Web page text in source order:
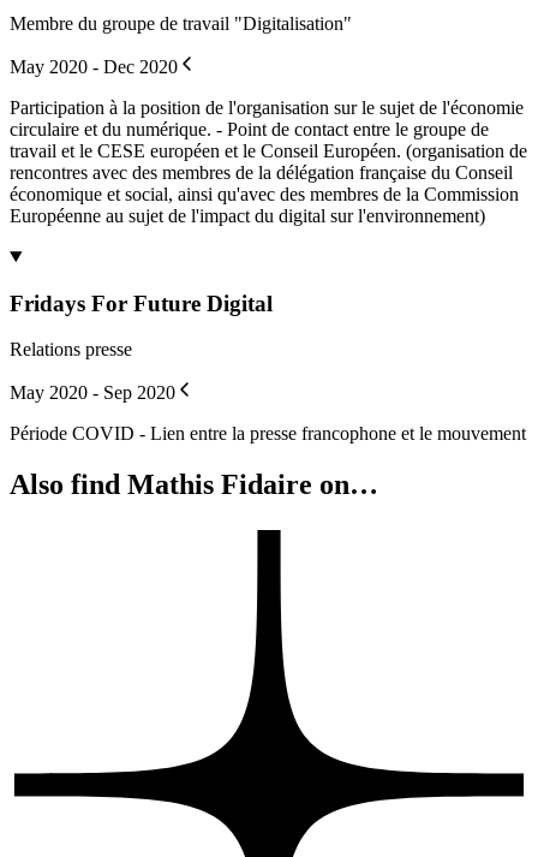
Membre du groupe de travail "Digitalisation"
May 2020 - Dec 2020
Participation à la position de l'organisation sur le sujet de l'économie
circulaire et du numérique. - Point de contact entre le groupe de
travail et le CESE européen et le Conseil Européen. (organisation de
rencontres avec des membres de la délégation française du Conseil
économique et social, ainsi qu'avec des membres de la Commission
Européenne au sujet de l'impact du digital sur l'environnement)
Fridays For Future Digital
Relations presse
May 2020 - Sep 2020
Période COVID - Lien entre la presse francophone et le mouvement
Also find Mathis Fidaire on…